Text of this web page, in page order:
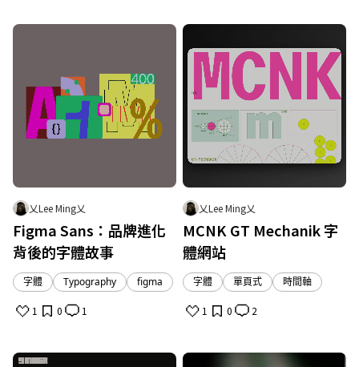
乂Lee Ming乂
Figma Sans：品牌進化
背後的字體故事
字體 Typography figma
1 0 1
乂Lee Ming乂
MCNK GT Mechanik 字
體網站
字體 單頁式 時間軸
1 0 2